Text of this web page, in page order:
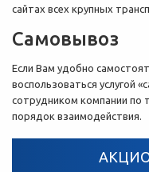
сайтах всех крупных
Самовывоз
Если Вам удобно
воспользоваться услугой
сотрудником компании по
порядок взаимодействия.